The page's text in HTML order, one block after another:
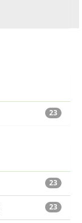
23
23
23